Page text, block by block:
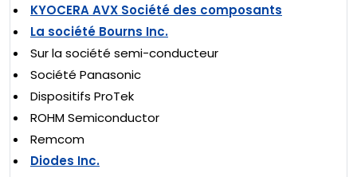
KYOCERA AVX Société des composants
La société Bourns Inc.
Sur la société semi-conducteur
Société Panasonic
Dispositifs ProTek
ROHM Semiconductor
Remcom
Diodes Inc.